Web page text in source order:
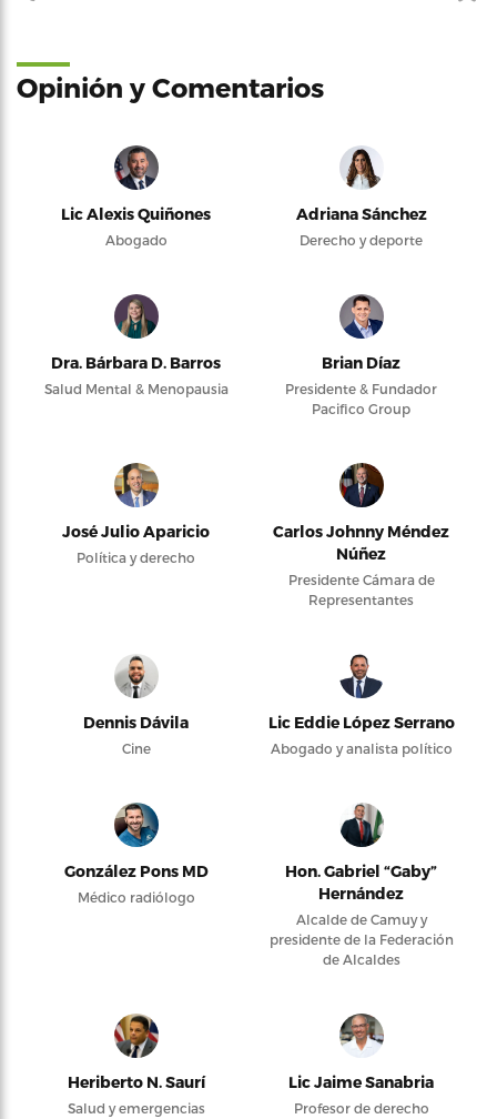
Opinión y Comentarios
Lic Alexis Quiñones
Abogado
Adriana Sánchez
Derecho y deporte
Dra. Bárbara D. Barros
Salud Mental & Menopausia
Brian Díaz
Presidente & Fundador
Pacifico Group
José Julio Aparicio
Política y derecho
Carlos Johnny Méndez
Núñez
Presidente Cámara de
Representantes
Dennis Dávila
Cine
Lic Eddie López Serrano
Abogado y analista político
González Pons MD
Médico radiólogo
Hon. Gabriel “Gaby”
Hernández
Alcalde de Camuy y
presidente de la Federación
de Alcaldes
Heriberto N. Saurí
Salud y emergencias
Lic Jaime Sanabria
Profesor de derecho